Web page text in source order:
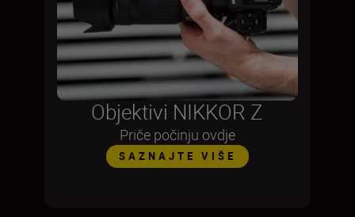
Objektivi NIKKOR Z
Priče počinju ovdje
SAZNAJTE VIŠE